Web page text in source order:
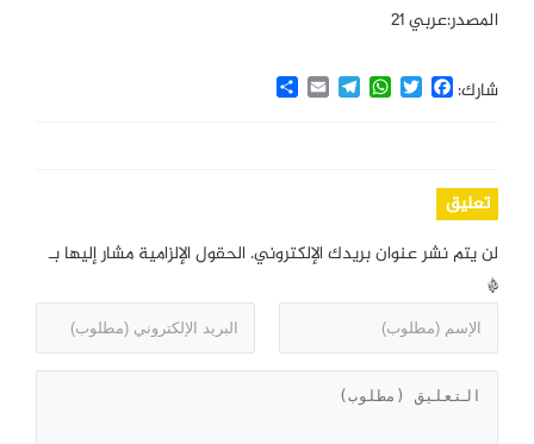
المصدر:عربي 21
شارك: Facebook
Twitter
WhatsApp
Telegram
Email
Share
تعليق
لن يتم نشر عنوان بريدك الإلكتروني. الحقول الإلزامية مشار إليها بـ
*